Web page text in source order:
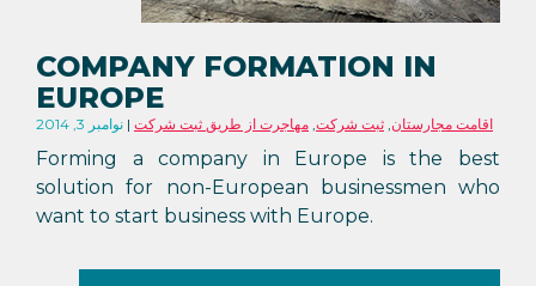
COMPANY FORMATION IN
EUROPE
نوامبر 3, 2014 اقامت مجارستان, ثبت شرکت, مهاجرت از طریق ثبت شرکت
Forming a company in Europe is the best
solution for non-European businessmen who
want to start business with Europe.